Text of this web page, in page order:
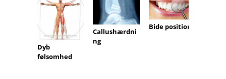
Dyb
følsomhed
Callushærdni
ng
Bide position